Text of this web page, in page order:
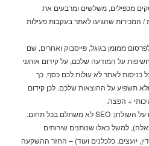
מכפילים, משלשים ומרבעים את
המכירות שהגיעו לאתר בעקבות פעילות
ממומן בגוגל, פייסבוק ואחרים, שם
על המודעה שלכם, על קידום אורגני
לאתר לא עולות לכם כסף, כך
תשפיע על ההוצאות שלכם. לכן קידום
+ הפצה.
בואו נשים את הדברים על השולחן: SEO לא משתלם בכל תחום.
למשל כאלו שנותנים שירותים
יועצים, כלכלנים ועוד) – החזר ההשקעה